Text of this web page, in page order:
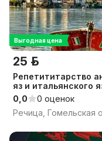
Выгодная цена
25 р.
Репетититарство
яз и итальянского
0,0
0 оценок
Речица, Гомельская